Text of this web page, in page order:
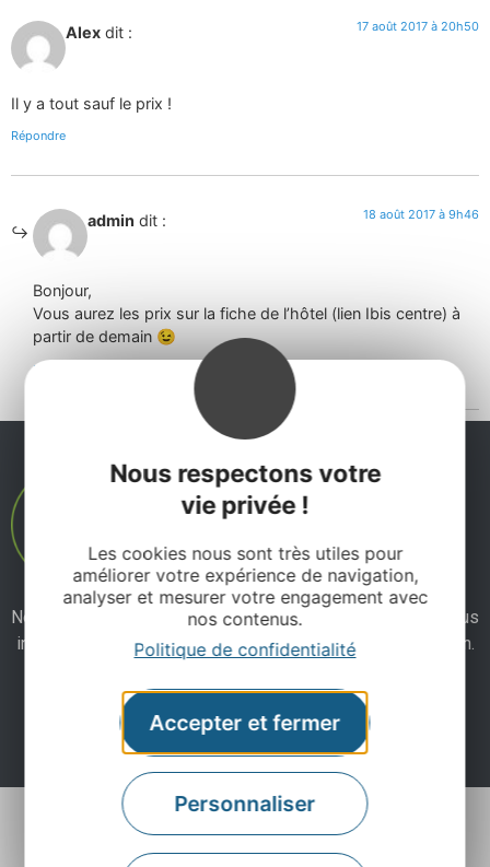
Nous respectons votre
vie privée !
Les cookies nous sont très utiles pour
améliorer votre expérience de navigation,
analyser et mesurer votre engagement avec
nos contenus.
Politique de confidentialité
Accepter et fermer
Personnaliser
Alex dit : 17 août 2017 à 20h50
Il y a tout sauf le prix !
Répondre
admin dit : 18 août 2017 à 9h46
Bonjour,
Vous aurez les prix sur la fiche de l’hôtel (lien Ibis centre) à
partir de demain 😉
Répondre
Ne manquez pas notre newsletter mensuelle et laissez-vous
inspirer pour profiter pleinement de votre séjour en Aveyron.
Je m'abonne ici